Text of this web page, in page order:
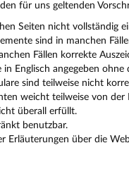
für uns geltenden
Seiten nicht vollständig
sind in manchen
Fällen korrekte
Englisch angegeben
sind teilweise nicht
weicht teilweise von
überall erfüllt.
benutzbar.
Erläuterungen über die